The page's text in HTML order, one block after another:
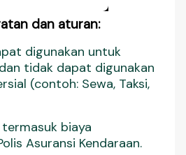
dan aturan:
digunakan untuk
tidak dapat digunakan
(contoh: Sewa, Taksi,
biaya
Asuransi Kendaraan.